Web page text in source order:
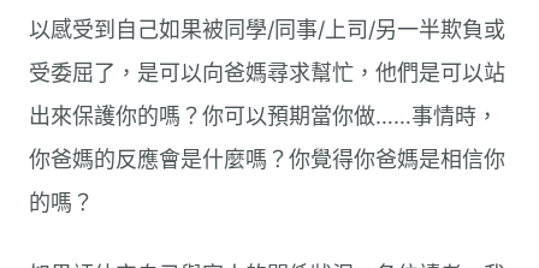
以感受到自己如果被同學/同事/上司/另一半欺負或
受委屈了，是可以向爸媽尋求幫忙，他們是可以站
出來保護你的嗎？你可以預期當你做……事情時，
你爸媽的反應會是什麼嗎？你覺得你爸媽是相信你
的嗎？